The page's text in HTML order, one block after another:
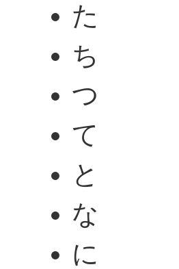
た
ち
つ
て
と
な
に